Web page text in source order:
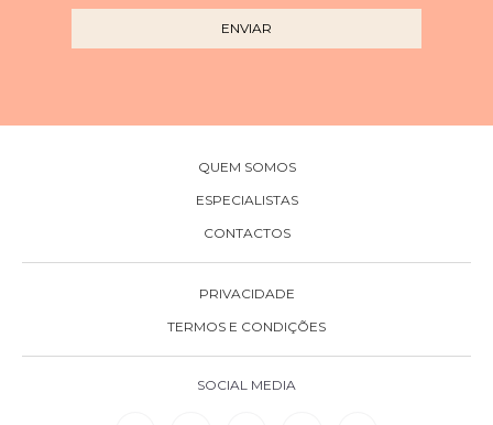
QUEM SOMOS
ESPECIALISTAS
CONTACTOS
PRIVACIDADE
TERMOS E CONDIÇÕES
SOCIAL MEDIA